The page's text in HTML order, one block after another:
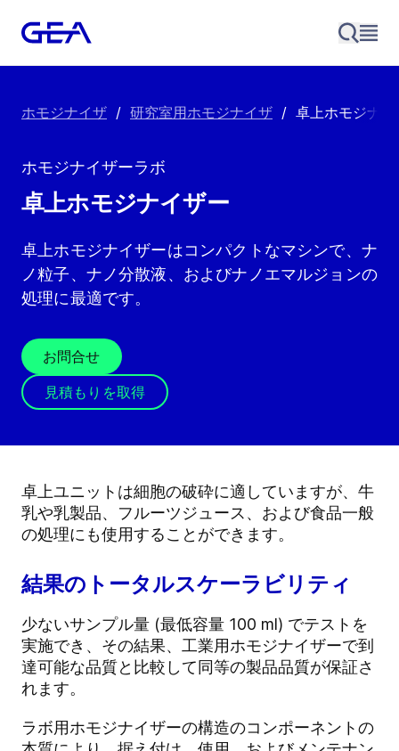
ホモジナイザ / 研究室用ホモジナイザ / 卓上ホモジナイ
ホモジナイザーラボ
卓上ホモジナイザー
卓上ホモジナイザーはコンパクトなマシンで、ナ
ノ粒子、ナノ分散液、およびナノエマルジョンの
処理に最適です。
お問合せ
見積もりを取得
卓上ユニットは細胞の破砕に適していますが、牛
乳や乳製品、フルーツジュース、および食品一般
の処理にも使用することができます。
結果のトータルスケーラビリティ
少ないサンプル量 (最低容量 100 ml) でテストを
実施でき、その結果、工業用ホモジナイザーで到
達可能な品質と比較して同等の製品品質が保証さ
れます。
ラボ用ホモジナイザーの構造のコンポーネントの